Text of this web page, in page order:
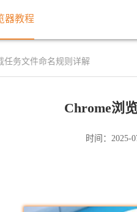
器教程
任务文件命名规则详解
Chrome浏
时间：2025-